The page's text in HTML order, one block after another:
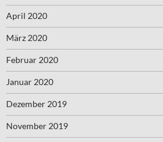
April 2020
März 2020
Februar 2020
Januar 2020
Dezember 2019
November 2019